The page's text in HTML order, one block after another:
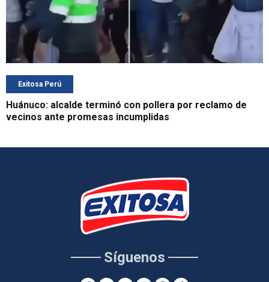
Exitosa Perú
Huánuco: alcalde terminó con pollera por reclamo de
vecinos ante promesas incumplidas
Síguenos